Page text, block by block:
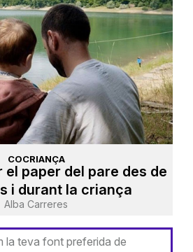
COCRIANÇA
el paper del pare des de
i durant la criança
Alba Carreres
la teva font preferida de